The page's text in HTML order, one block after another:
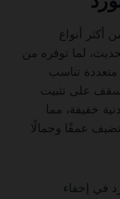
أكثر أنواع
لما توفره من
متعددة تناسب
على تثبيت
خفيفة، مما
عمقًا وجمالًا
في إخفاء